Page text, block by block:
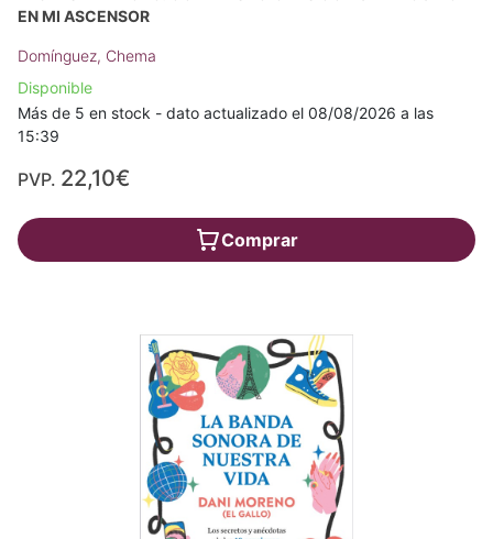
EN MI ASCENSOR
Domínguez, Chema
Disponible
Más de 5 en stock - dato actualizado el 08/08/2026 a las
15:39
PVP. 22,10€
Comprar